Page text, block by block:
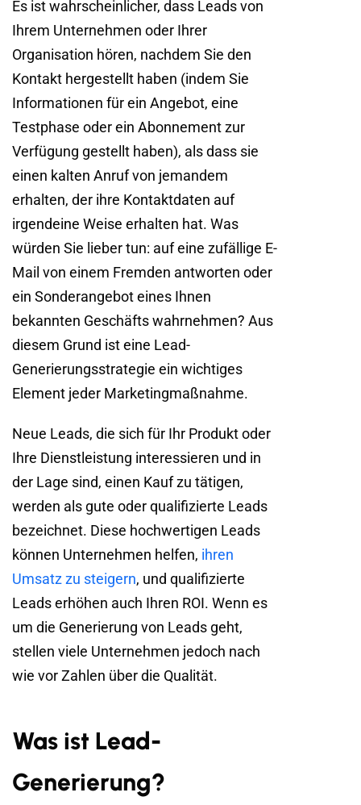
Es ist wahrscheinlicher, dass Leads von
Ihrem Unternehmen oder Ihrer
Organisation hören, nachdem Sie den
Kontakt hergestellt haben (indem Sie
Informationen für ein Angebot, eine
Testphase oder ein Abonnement zur
Verfügung gestellt haben), als dass sie
einen kalten Anruf von jemandem
erhalten, der ihre Kontaktdaten auf
irgendeine Weise erhalten hat. Was
würden Sie lieber tun: auf eine zufällige E-
Mail von einem Fremden antworten oder
ein Sonderangebot eines Ihnen
bekannten Geschäfts wahrnehmen? Aus
diesem Grund ist eine Lead-
Generierungsstrategie ein wichtiges
Element jeder Marketingmaßnahme.
Neue Leads, die sich für Ihr Produkt oder
Ihre Dienstleistung interessieren und in
der Lage sind, einen Kauf zu tätigen,
werden als gute oder qualifizierte Leads
bezeichnet. Diese hochwertigen Leads
können Unternehmen helfen, ihren
Umsatz zu steigern, und qualifizierte
Leads erhöhen auch Ihren ROI. Wenn es
um die Generierung von Leads geht,
stellen viele Unternehmen jedoch nach
wie vor Zahlen über die Qualität.
Was ist Lead-
Generierung?